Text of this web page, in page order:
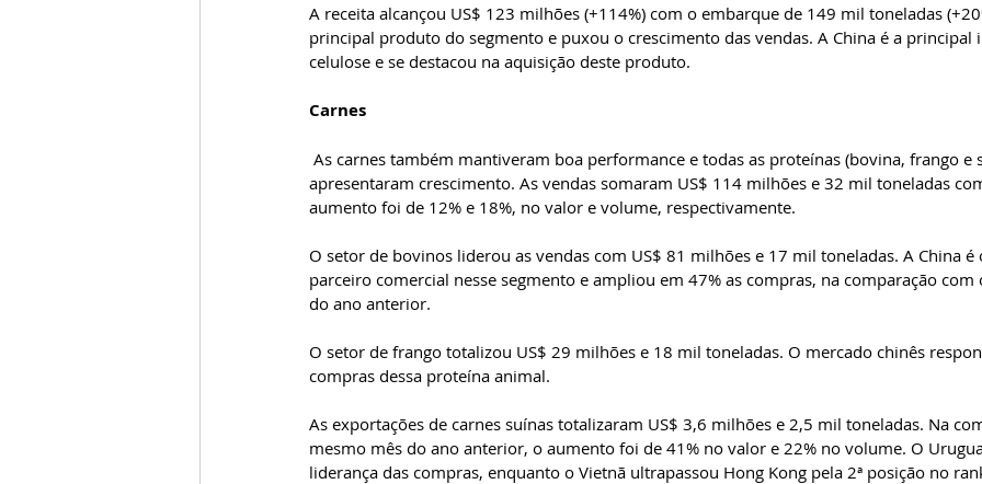
A receita alcançou US$ 123 milhões (+114%) com o embarque de 149 mil toneladas
principal produto do segmento e puxou o crescimento das vendas. A China é a
celulose e se destacou na aquisição deste produto.
Carnes
apresentaram crescimento. As vendas somaram US$ 114 milhões e 32 mil toneladas
aumento foi de 12% e 18%, no valor e volume, respectivamente.
O setor de bovinos liderou as vendas com US$ 81 milhões e 17 mil toneladas. A China
parceiro comercial nesse segmento e ampliou em 47% as compras, na comparação
do ano anterior.
O setor de frango totalizou US$ 29 milhões e 18 mil toneladas. O mercado chinês
compras dessa proteína animal.
As exportações de carnes suínas totalizaram US$ 3,6 milhões e 2,5 mil toneladas. Na
mesmo mês do ano anterior, o aumento foi de 41% no valor e 22% no volume. O
liderança das compras, enquanto o Vietnã ultrapassou Hong Kong pela 2ª posição no